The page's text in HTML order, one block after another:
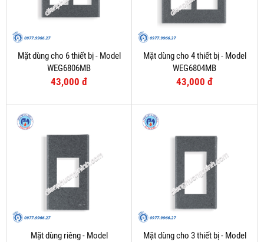
Mặt dùng cho 6 thiết bị - Model
WEG6806MB
43,000 đ
Mặt dùng cho 4 thiết bị - Model
WEG6804MB
43,000 đ
Mặt dùng riêng - Model
Mặt dùng cho 3 thiết bị - Model